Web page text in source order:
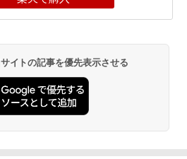
イトの記事を優先表示させる